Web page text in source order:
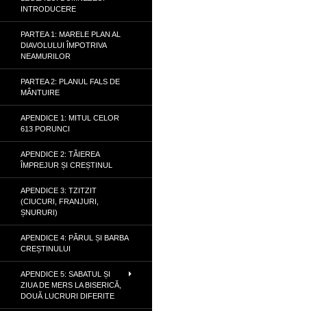
INTRODUCERE
PARTEA 1: MARELE PLAN AL
DIAVOLULUI ÎMPOTRIVA
NEAMURILOR
PARTEA 2: PLANUL FALS DE
MÂNTUIRE
APENDICE 1: MITUL CELOR
613 PORUNCI
APENDICE 2: TĂIEREA
ÎMPREJUR ȘI CREȘTINUL
APENDICE 3: TZITZIT
(CIUCURI, FRANJURI,
ȘNURURI)
APENDICE 4: PĂRUL ȘI BARBA
CREȘTINULUI
APENDICE 5: SABATUL ȘI
ZIUA DE MERS LA BISERICĂ,
DOUĂ LUCRURI DIFERITE